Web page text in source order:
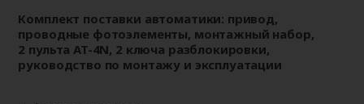
Комплект поставки автоматики: привод,
проводные фотоэлементы, монтажный набор,
2 пульта AT-4N, 2 ключа разблокировки,
руководство по монтажу и эксплуатации